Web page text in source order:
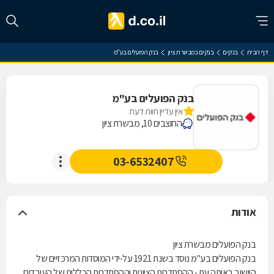
דף הבית בנקים בנקים במבשרת ציון בנק הפועלים בע"מ
בנק הפועלים בע"מ
אין עדיין חוות דעת
החוצבים 10, מבשרת ציון
03-6532407
אודות
בנק הפועלים מבשרת ציון
בנק הפועלים בע"מ נוסד בשנת 1921 על-ידי המוסדות המרכזיים של